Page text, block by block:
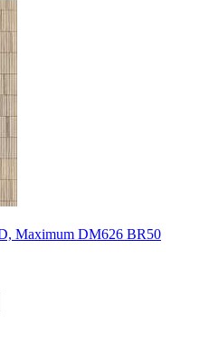
Maximum DM626 BR50